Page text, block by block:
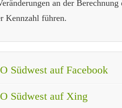
an der
Kennzahl führen.
Südwest auf Facebook
Südwest auf Xing